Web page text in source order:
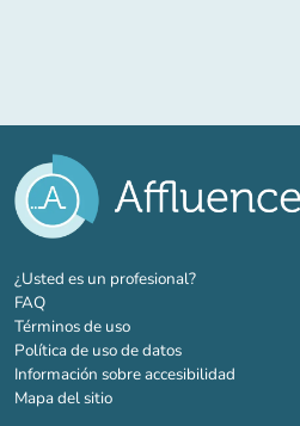
¿Usted es un profesional?(nueva pestaña)
FAQ
Términos de uso
Política de uso de datos
Información sobre accesibilidad
Mapa del sitio